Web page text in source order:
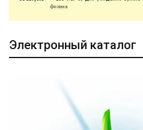
Электронный каталог